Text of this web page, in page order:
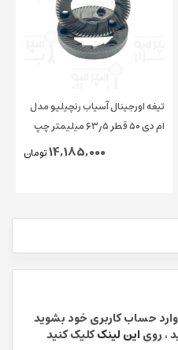
تیغه اورجینال آسیاب رنچیلیو مدل
ام دی ۵۰ قطر ۶۳٫۵ میلیمتر چپ
14,185,000تومان
وارد حساب کاربری خود بشوید
، روی این لینککلیک کنید